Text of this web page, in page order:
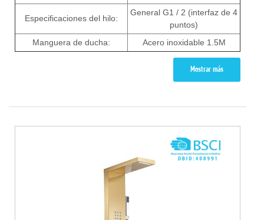
Especificaciones del hilo:
General G1 / 2 (interfaz de 4
puntos)
Manguera de ducha:
Acero inoxidable 1.5M
Mostrar más